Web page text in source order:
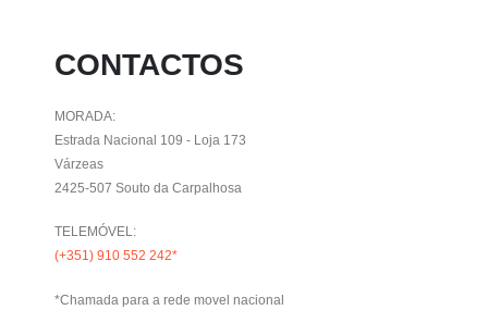
CONTACTOS
MORADA:
Estrada Nacional 109 - Loja 173
Várzeas
2425-507 Souto da Carpalhosa
TELEMÓVEL:
(+351) 910 552 242*
*Chamada para a rede movel nacional